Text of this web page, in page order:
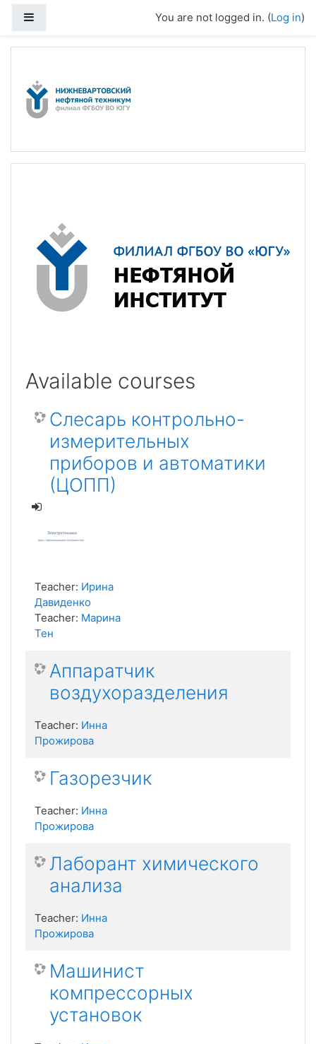
You are not logged in. (Log in)
Available courses
Слесарь контрольно-
измерительных
приборов и автоматики
(ЦОПП)
Teacher: Ирина
Давиденко
Teacher: Марина
Тен
Аппаратчик
воздухоразделения
Teacher: Инна
Прожирова
Газорезчик
Teacher: Инна
Прожирова
Лаборант химического
анализа
Teacher: Инна
Прожирова
Машинист
компрессорных
установок